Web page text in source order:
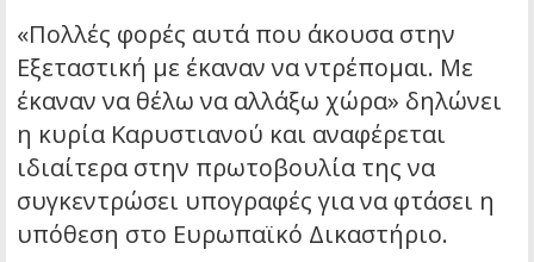
«Πολλές φορές αυτά που άκουσα στην
Εξεταστική με έκαναν να ντρέπομαι. Με
έκαναν να θέλω να αλλάξω χώρα» δηλώνει
η κυρία Καρυστιανού και αναφέρεται
ιδιαίτερα στην πρωτοβουλία της να
συγκεντρώσει υπογραφές για να φτάσει η
υπόθεση στο Ευρωπαϊκό Δικαστήριο.